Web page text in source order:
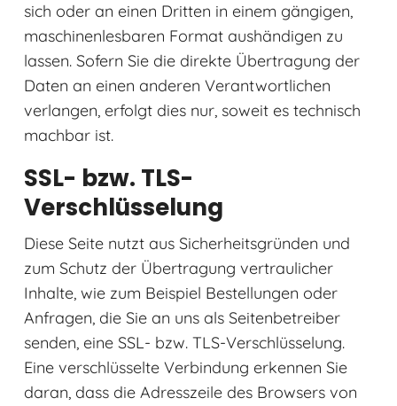
sich oder an einen Dritten in einem gängigen,
maschinenlesbaren Format aushändigen zu
lassen. Sofern Sie die direkte Übertragung der
Daten an einen anderen Verantwortlichen
verlangen, erfolgt dies nur, soweit es technisch
machbar ist.
SSL- bzw. TLS-
Verschlüsselung
Diese Seite nutzt aus Sicherheitsgründen und
zum Schutz der Übertragung vertraulicher
Inhalte, wie zum Beispiel Bestellungen oder
Anfragen, die Sie an uns als Seitenbetreiber
senden, eine SSL- bzw. TLS-Verschlüsselung.
Eine verschlüsselte Verbindung erkennen Sie
daran, dass die Adresszeile des Browsers von